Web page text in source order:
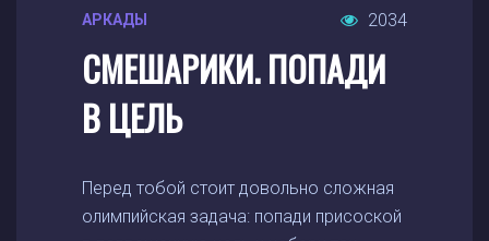
АРКАДЫ 2034
СМЕШАРИКИ. ПОПАДИ
В ЦЕЛЬ
Перед тобой стоит довольно сложная
олимпийская задача: попади присоской